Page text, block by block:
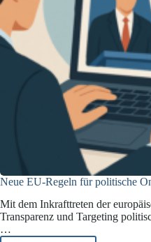
Neue EU-Regeln für politische
Mit dem Inkrafttreten der
Transparenz und Targeting
…